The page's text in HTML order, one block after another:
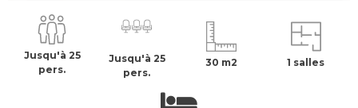
Jusqu'à 25
pers.
Jusqu'à 25
pers.
30 m2 1 salles